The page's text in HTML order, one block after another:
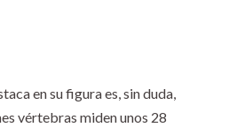
en su figura es, sin duda,
vértebras miden unos 28